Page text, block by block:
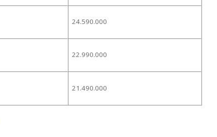
24.590.000
22.990.000
21.490.000